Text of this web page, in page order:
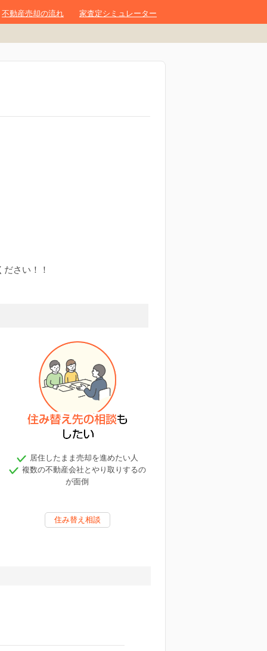
不動産売却の流れ 家査定シミュレーター
さい！！
居住したまま売却を進めたい人
複数の不動産会社とやり取りするの
が面倒
住み替え相談